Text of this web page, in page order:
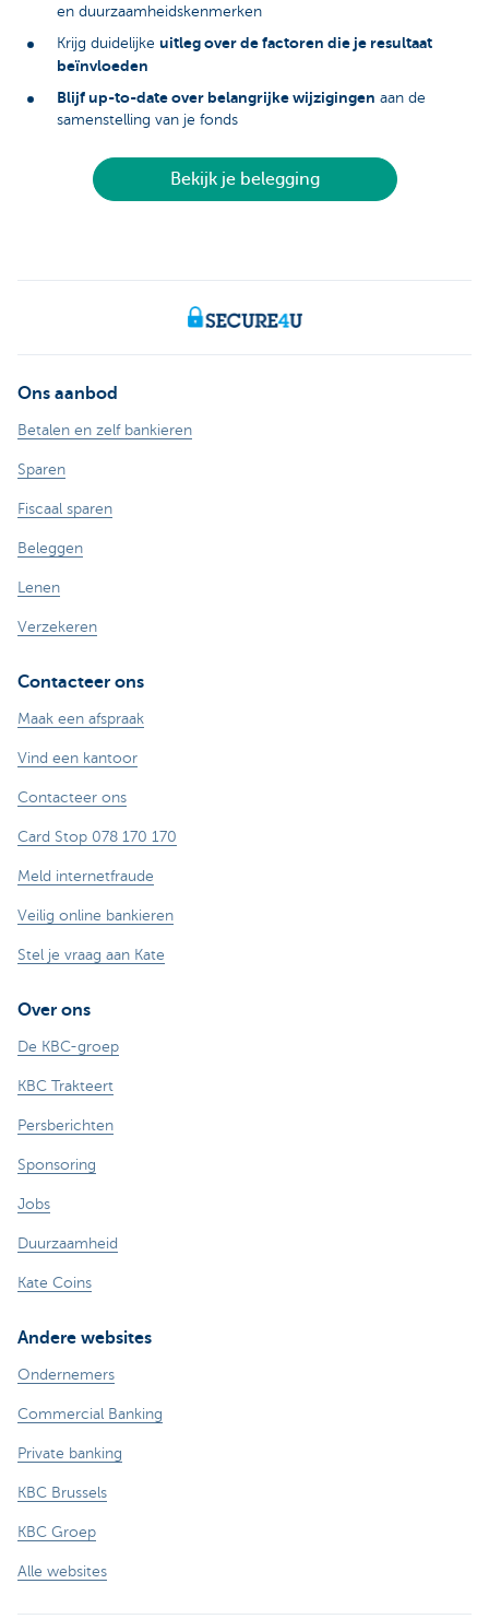
en duurzaamheidskenmerken
Krijg duidelijke uitleg over de factoren die je resultaat
beïnvloeden
Blijf up-to-date over belangrijke wijzigingen aan de
samenstelling van je fonds
Bekijk je belegging
Ons aanbod
Betalen en zelf bankieren
Sparen
Fiscaal sparen
Beleggen
Lenen
Verzekeren
Contacteer ons
Maak een afspraak
Vind een kantoor
Contacteer ons
Card Stop 078 170 170
Meld internetfraude
Veilig online bankieren
Stel je vraag aan Kate
Over ons
De KBC-groep
KBC Trakteert
Persberichten
Sponsoring
Jobs
Duurzaamheid
Kate Coins
Andere websites
Ondernemers
Commercial Banking
Private banking
KBC Brussels
KBC Groep
Alle websites